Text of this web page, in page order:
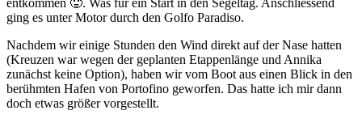
entkommen 🥵. Was für ein Start in den Segeltag. Anschliessend
ging es unter Motor durch den Golfo Paradiso.
Nachdem wir einige Stunden den Wind direkt auf der Nase hatten
(Kreuzen war wegen der geplanten Etappenlänge und Annika
zunächst keine Option), haben wir vom Boot aus einen Blick in den
berühmten Hafen von Portofino geworfen. Das hatte ich mir dann
doch etwas größer vorgestellt.